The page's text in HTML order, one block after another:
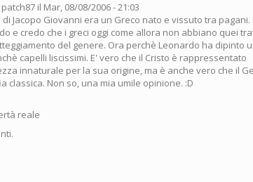
patch87 il Mar, 08/08/2006 - 21:03
Jacopo Giovanni era un Greco nato e vissuto tra pagani.
e credo che i greci oggi come allora non abbiano quei
del genere. Ora perchè Leonardo ha dipinto
capelli liscissimi. E' vero che il Cristo è rappressentato
innaturale per la sua origine, ma è anche vero che il
Non so, una mia umile opinione. :D
reale